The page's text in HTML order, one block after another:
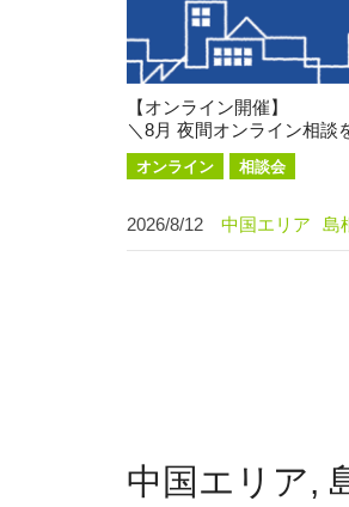
【オンライン開催】
＼8月 夜間オンライン相談
オンライン 相談会
2026/8/12 中国エリア 島
中国エリア,